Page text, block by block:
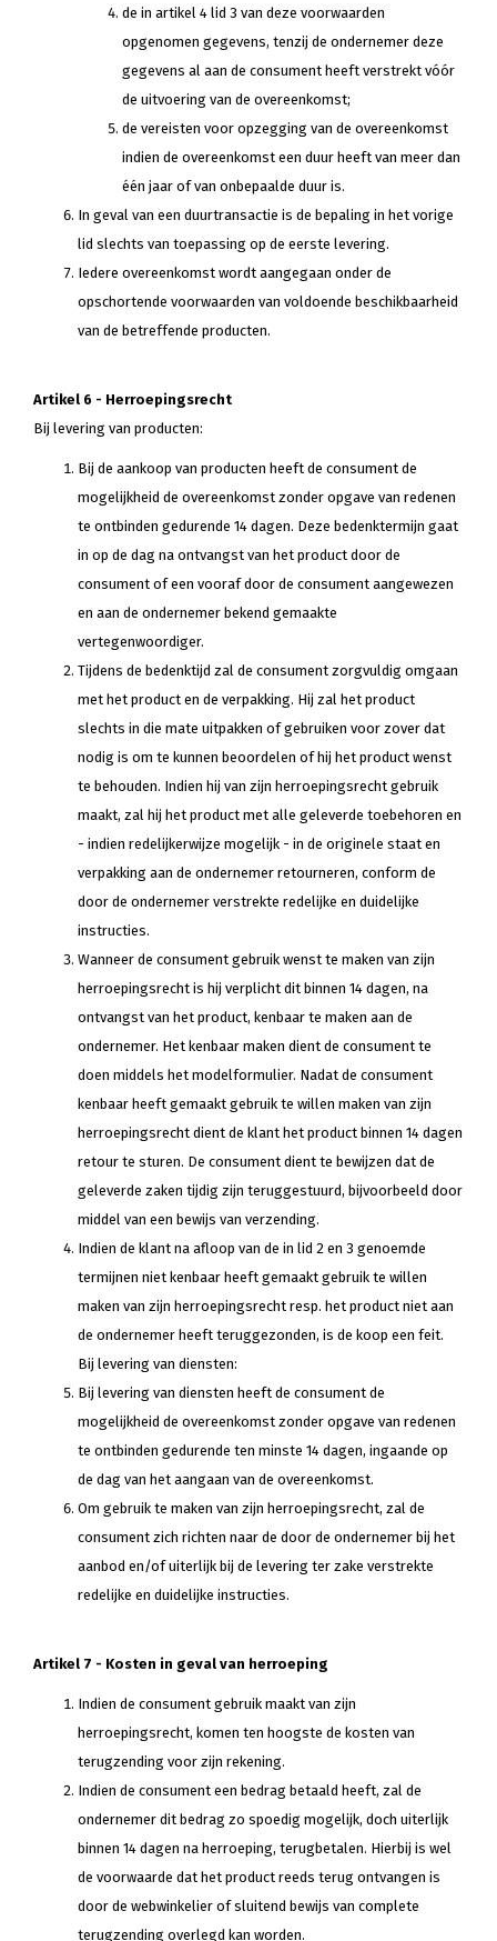
de in artikel 4 lid 3 van deze voorwaarden
opgenomen gegevens, tenzij de ondernemer deze
gegevens al aan de consument heeft verstrekt vóór
de uitvoering van de overeenkomst;
de vereisten voor opzegging van de overeenkomst
indien de overeenkomst een duur heeft van meer dan
één jaar of van onbepaalde duur is.
In geval van een duurtransactie is de bepaling in het vorige
lid slechts van toepassing op de eerste levering.
Iedere overeenkomst wordt aangegaan onder de
opschortende voorwaarden van voldoende beschikbaarheid
van de betreffende producten.
Artikel 6 - Herroepingsrecht
Bij levering van producten:
Bij de aankoop van producten heeft de consument de
mogelijkheid de overeenkomst zonder opgave van redenen
te ontbinden gedurende 14 dagen. Deze bedenktermijn gaat
in op de dag na ontvangst van het product door de
consument of een vooraf door de consument aangewezen
en aan de ondernemer bekend gemaakte
vertegenwoordiger.
Tijdens de bedenktijd zal de consument zorgvuldig omgaan
met het product en de verpakking. Hij zal het product
slechts in die mate uitpakken of gebruiken voor zover dat
nodig is om te kunnen beoordelen of hij het product wenst
te behouden. Indien hij van zijn herroepingsrecht gebruik
maakt, zal hij het product met alle geleverde toebehoren en
- indien redelijkerwijze mogelijk - in de originele staat en
verpakking aan de ondernemer retourneren, conform de
door de ondernemer verstrekte redelijke en duidelijke
instructies.
Wanneer de consument gebruik wenst te maken van zijn
herroepingsrecht is hij verplicht dit binnen 14 dagen, na
ontvangst van het product, kenbaar te maken aan de
ondernemer. Het kenbaar maken dient de consument te
doen middels het modelformulier. Nadat de consument
kenbaar heeft gemaakt gebruik te willen maken van zijn
herroepingsrecht dient de klant het product binnen 14 dagen
retour te sturen. De consument dient te bewijzen dat de
geleverde zaken tijdig zijn teruggestuurd, bijvoorbeeld door
middel van een bewijs van verzending.
Indien de klant na afloop van de in lid 2 en 3 genoemde
termijnen niet kenbaar heeft gemaakt gebruik te willen
maken van zijn herroepingsrecht resp. het product niet aan
de ondernemer heeft teruggezonden, is de koop een feit.
Bij levering van diensten:
Bij levering van diensten heeft de consument de
mogelijkheid de overeenkomst zonder opgave van redenen
te ontbinden gedurende ten minste 14 dagen, ingaande op
de dag van het aangaan van de overeenkomst.
Om gebruik te maken van zijn herroepingsrecht, zal de
consument zich richten naar de door de ondernemer bij het
aanbod en/of uiterlijk bij de levering ter zake verstrekte
redelijke en duidelijke instructies.
Artikel 7 - Kosten in geval van herroeping
Indien de consument gebruik maakt van zijn
herroepingsrecht, komen ten hoogste de kosten van
terugzending voor zijn rekening.
Indien de consument een bedrag betaald heeft, zal de
ondernemer dit bedrag zo spoedig mogelijk, doch uiterlijk
binnen 14 dagen na herroeping, terugbetalen. Hierbij is wel
de voorwaarde dat het product reeds terug ontvangen is
door de webwinkelier of sluitend bewijs van complete
terugzending overlegd kan worden.